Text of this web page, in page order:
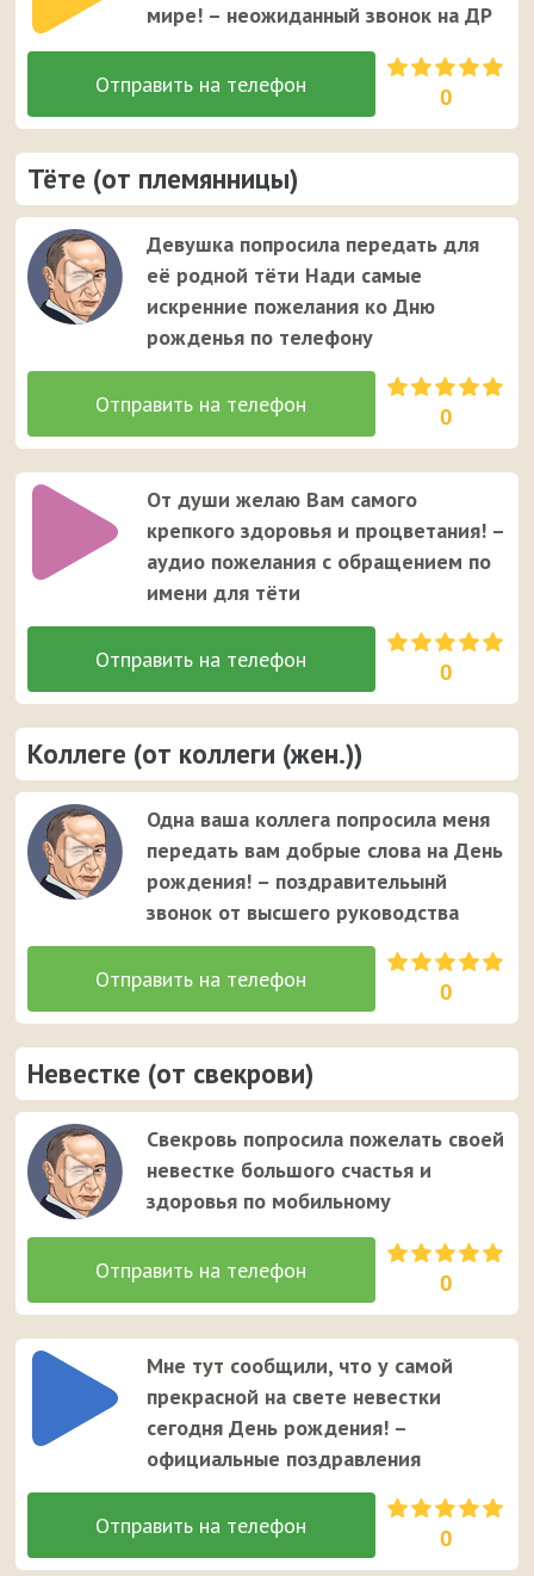
мире! – неожиданный звонок на ДР
0
Тёте (от племянницы)
Девушка попросила передать для
её родной тёти Нади самые
искренние пожелания ко Дню
рожденья по телефону
0
От души желаю Вам самого
крепкого здоровья и процветания! –
аудио пожелания с обращением по
имени для тёти
0
Коллеге (от коллеги (жен.))
Одна ваша коллега попросила меня
передать вам добрые слова на День
рождения! – поздравительынй
звонок от высшего руководства
0
Невестке (от свекрови)
Свекровь попросила пожелать своей
невестке большого счастья и
здоровья по мобильному
0
Мне тут сообщили, что у самой
прекрасной на свете невестки
сегодня День рождения! –
официальные поздравления
0